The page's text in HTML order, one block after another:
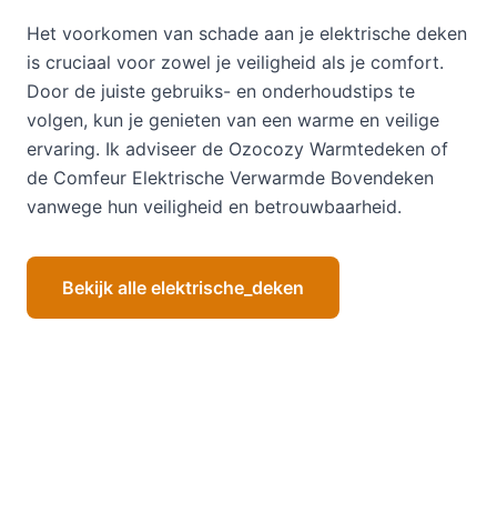
Het voorkomen van schade aan je elektrische deken
is cruciaal voor zowel je veiligheid als je comfort.
Door de juiste gebruiks- en onderhoudstips te
volgen, kun je genieten van een warme en veilige
ervaring. Ik adviseer de Ozocozy Warmtedeken of
de Comfeur Elektrische Verwarmde Bovendeken
vanwege hun veiligheid en betrouwbaarheid.
Bekijk alle elektrische_deken